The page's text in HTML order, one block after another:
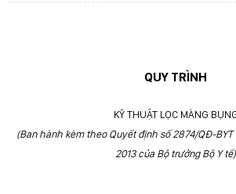
QUY TRÌNH
KỸ THUẬT LỌC MÀNG
(Ban hành kèm theo Quyết định số2874/QĐ-BYT
2013 của Bộ trưởng Bộ Y tế)